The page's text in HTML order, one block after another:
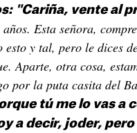
"Cariña, vente al
Esta señora,
esto y tal, pero le dices
Aparte, otra cosa,
por la puta casita del
tú me lo vas a
a decir, joder, pero